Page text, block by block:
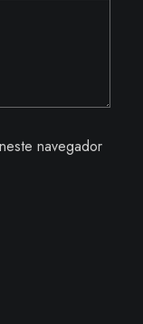
navegador